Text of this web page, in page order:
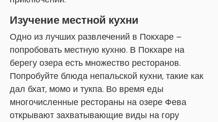
Изучение местной кухни
Одно из лучших развлечений в Покхаре –
попробовать местную кухню. В Покхаре на
берегу озера есть множество ресторанов.
Попробуйте блюда непальской кухни, такие как
дал бхат, момо и тукпа. Во время еды
многочисленные рестораны на озере Фева
открывают захватывающие виды на гору